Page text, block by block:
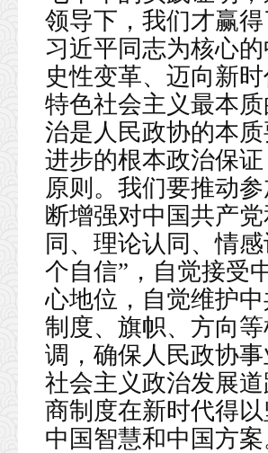
领导下，我们才赢
习近平同志为核心
史性变革、迈向新
特色社会主义最本
治是人民政协的本
进步的根本政治保
原则。我们要推动
断增强对中国共产
同、理论认同、情
个自信”，自觉接受
心地位，自觉维护
制度、旗帜、方向
调，确保人民政协
社会主义政治发展
商制度在新时代得
中国智慧和中国方案